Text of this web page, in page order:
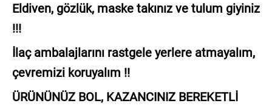
Eldiven, gözlük, maske takınız ve tulum giyiniz
!!!
İlaç ambalajlarını rastgele yerlere atmayalım,
çevremizi koruyalım !!
ÜRÜNÜNÜZ BOL, KAZANCINIZ BEREKETLİ